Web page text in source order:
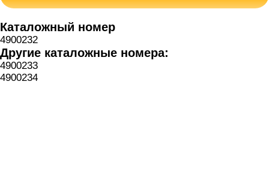
Каталожный номер
4900232
Другие каталожные номера:
4900233
4900234